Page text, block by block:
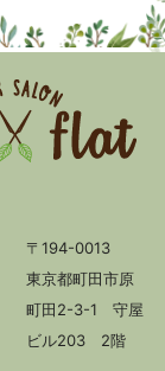
〒194-0013
東京都町田市原
町田2-3-1 守屋
ビル203 2階